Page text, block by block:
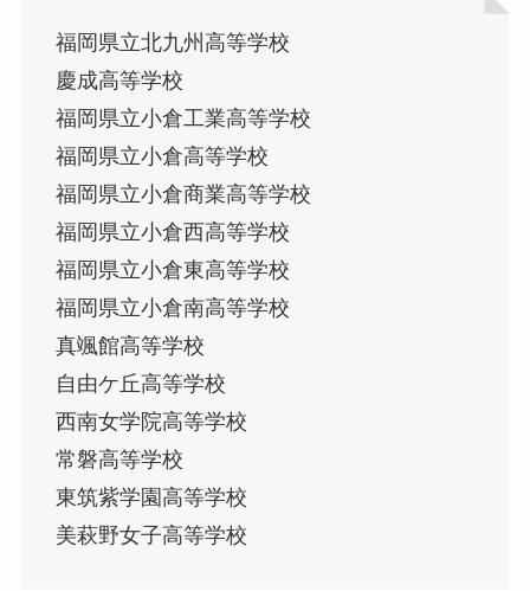
福岡県立北九州高等学校
慶成高等学校
福岡県立小倉工業高等学校
福岡県立小倉高等学校
福岡県立小倉商業高等学校
福岡県立小倉西高等学校
福岡県立小倉東高等学校
福岡県立小倉南高等学校
真颯館高等学校
自由ケ丘高等学校
西南女学院高等学校
常磐高等学校
東筑紫学園高等学校
美萩野女子高等学校